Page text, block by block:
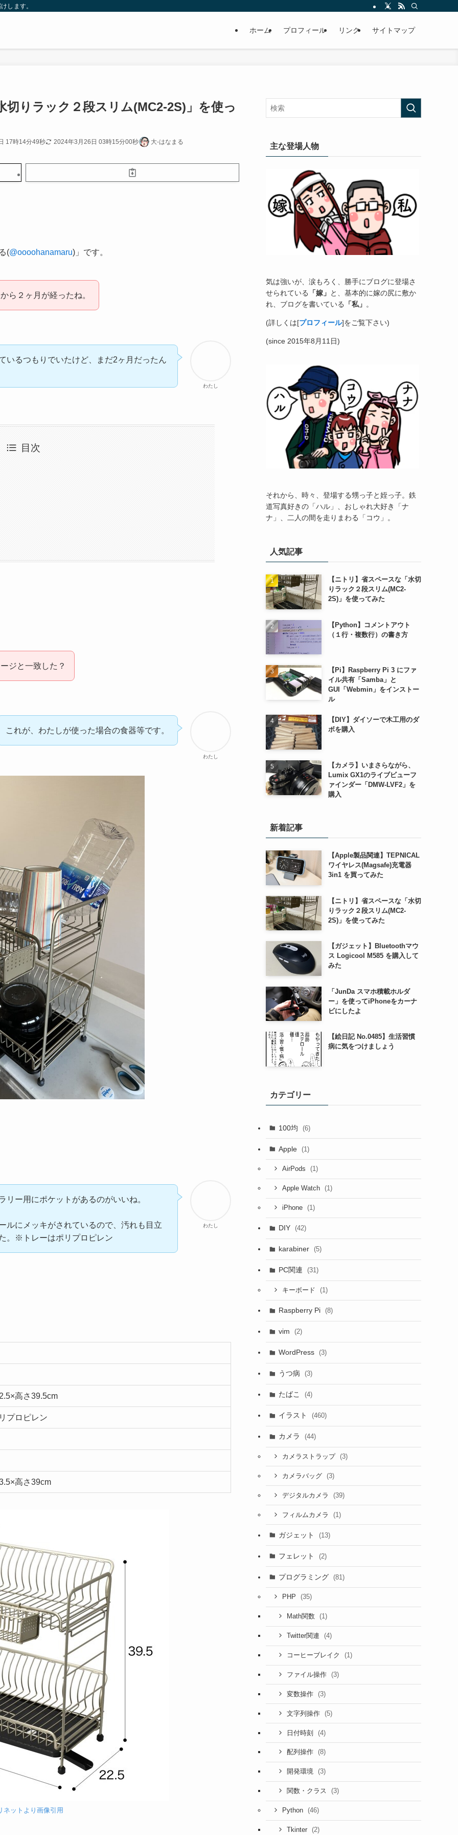
します。
ホーム プロフィール リンク サイトマップ
りラック２段スリム(MC2-2S)」を使っ
17時14分49秒 2024年3月26日 03時15分00秒 大-はなまる
(@oooohanamaru)」です。
ら２ヶ月が経ったね。
わたし
いるつもりでいたけど、まだ2ヶ月だったん
目次
ジと一致した？
わたし
これが、わたしが使った場合の食器等です。
わたし
リー用にポケットがあるのがいいね。
ルにメッキがされているので、汚れも目立
。※トレーはポリプロピレン
高さ39.5cm
プロピレン
高さ39cm
ネットより 画像引用
主な登場人物
気は強いが、涙もろく、勝手にブログに登場さ
せられている
「嫁」 と、基本的に嫁の尻に敷か
れ、ブログを書いている
「私」 。
(詳しくは[プロフィール]をご覧下さい)
(since 2015年8月11日)
それから、時々、登場する甥っ子と姪っ子。鉄
道写真好きの「ハル」、おしゃれ大好き「ナ
ナ」、二人の間を走りまわる「コウ」。
人気記事
【ニトリ】省スペースな「水切
りラック２段スリム(MC2-
2S)」を使ってみた
【Python】コメントアウト
（１行・複数行）の書き方
【Pi】Raspberry Pi 3 にファ
イル共有「Samba」と
GUI「Webmin」をインストー
ル
【DIY】ダイソーで木工用のダ
ボを購入
【カメラ】いまさらながら、
Lumix GX1のライブビューフ
ァインダー「DMW-LVF2」を
購入
新着記事
【Apple製品関連】TEPNICAL
ワイヤレス(Magsafe)充電器
3in1 を買ってみた
【ニトリ】省スペースな「水切
りラック２段スリム(MC2-
2S)」を使ってみた
【ガジェット】Bluetoothマウ
ス Logicool M585 を購入して
みた
「JunDa スマホ積載ホルダ
ー」を使ってiPhoneをカーナ
ビにしたよ
【絵日記 No.0485】生活習慣
病に気をつけましょう
カテゴリー
100均 (6)
Apple (1)
AirPods (1)
Apple Watch (1)
iPhone (1)
DIY (42)
karabiner (5)
PC関連 (31)
キーボード (1)
Raspberry Pi (8)
vim (2)
WordPress (3)
うつ病 (3)
たばこ (4)
イラスト (460)
カメラ (44)
カメラストラップ (3)
カメラバッグ (3)
デジタルカメラ (39)
フィルムカメラ (1)
ガジェット (13)
フェレット (2)
プログラミング (81)
PHP (35)
Math関数 (1)
Twitter関連 (4)
コーヒーブレイク (1)
ファイル操作 (3)
変数操作 (3)
文字列操作 (5)
日付時刻 (4)
配列操作 (8)
開発環境 (3)
関数・クラス (3)
Python (46)
Tkinter (2)